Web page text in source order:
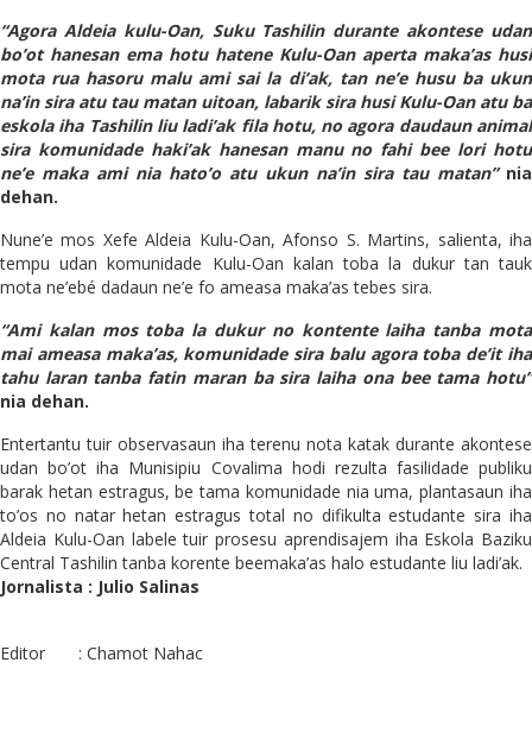
“Agora Aldeia kulu-Oan, Suku Tashilin durante akontese udan
bo’ot hanesan ema hotu hatene Kulu-Oan aperta maka’as husi
mota rua hasoru malu ami sai la di’ak, tan ne’e husu ba ukun
na’in sira atu tau matan uitoan, labarik sira husi Kulu-Oan atu ba
eskola iha Tashilin liu ladi’ak fila hotu, no agora daudaun animal
sira komunidade haki’ak hanesan manu no fahi bee lori hotu
ne’e maka ami nia hato’o atu ukun na’in sira tau matan” nia
dehan.
Nune’e mos Xefe Aldeia Kulu-Oan, Afonso S. Martins, salienta, iha
tempu udan komunidade Kulu-Oan kalan toba la dukur tan tauk
mota ne’ebé dadaun ne’e fo ameasa maka’as tebes sira.
“Ami kalan mos toba la dukur no kontente laiha tanba mota
mai ameasa maka’as, komunidade sira balu agora toba de’it iha
tahu laran tanba fatin maran ba sira laiha ona bee tama hotu”
nia dehan.
Entertantu tuir observasaun iha terenu nota katak durante akontese
udan bo’ot iha Munisipiu Covalima hodi rezulta fasilidade publiku
barak hetan estragus, be tama komunidade nia uma, plantasaun iha
to’os no natar hetan estragus total no difikulta estudante sira iha
Aldeia Kulu-Oan labele tuir prosesu aprendisajem iha Eskola Baziku
Central Tashilin tanba korente beemaka’as halo estudante liu ladi’ak.
Jornalista : Julio Salinas
Editor : Chamot Nahac